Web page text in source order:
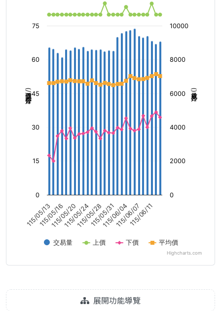
115/05/13
115/05/16115/05/20115/05/24115/05/28115/05/31115/06/04115/06/07115/06/11
0
6000
2000
4000
8000
10000
0
15
30
45
60
75
交易量 上價 下價 平均價
Highcharts.com
成交量(公斤)
成交價(元/每公斤)
展開功能導覽